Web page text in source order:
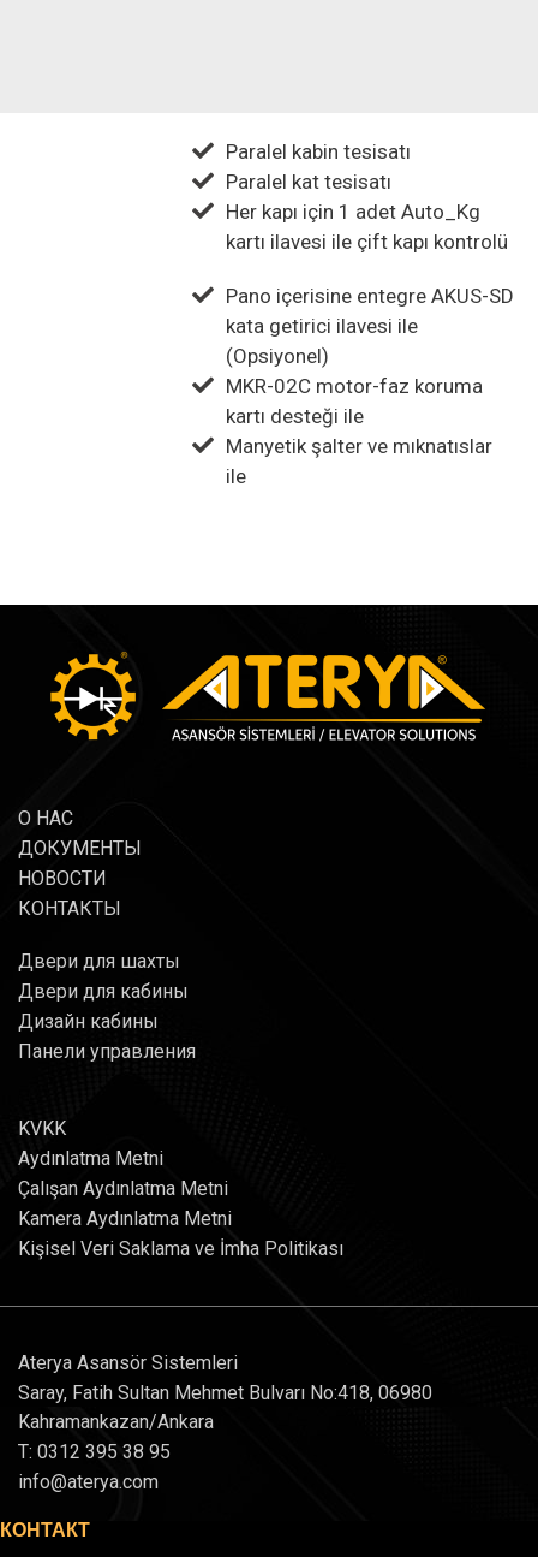
Paralel kabin tesisatı
Paralel kat tesisatı
Her kapı için 1 adet Auto_Kg
kartı ilavesi ile çift kapı kontrolü
Pano içerisine entegre AKUS-SD
kata getirici ilavesi ile
(Opsiyonel)
MKR-02C motor-faz koruma
kartı desteği ile
Manyetik şalter ve mıknatıslar
ile
О НАС
ДОКУМЕНТЫ
НОВОСТИ
КОНТАКТЫ
Двери для шахты
Двери для кабины
Дизайн кабины
Панели управления
KVKK
Aydınlatma Metni
Çalışan Aydınlatma Metni
Kamera Aydınlatma Metni
Kişisel Veri Saklama ve İmha Politikası
Aterya Asansör Sistemleri
Saray, Fatih Sultan Mehmet Bulvarı No:418, 06980
Kahramankazan/Ankara
T: 0312 395 38 95
info@aterya.com
КОНТАКТ